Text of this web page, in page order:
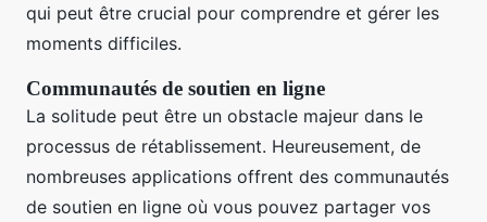
qui peut être crucial pour comprendre et gérer les
moments difficiles.
Communautés de soutien en ligne
La solitude peut être un obstacle majeur dans le
processus de rétablissement. Heureusement, de
nombreuses applications offrent des communautés
de soutien en ligne où vous pouvez partager vos